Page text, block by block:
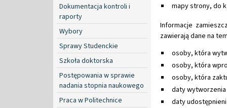
Dokumentacja kontroli i
raporty
Wybory
Sprawy Studenckie
Szkoła doktorska
Postępowania w sprawie
nadania stopnia naukowego
Praca w Politechnice
mapy strony, do
Informacje
zawierają dane na
osoby, która
osoby, która
osoby, która
daty
daty